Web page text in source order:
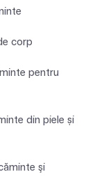
corp
pentru
din piele și
şi